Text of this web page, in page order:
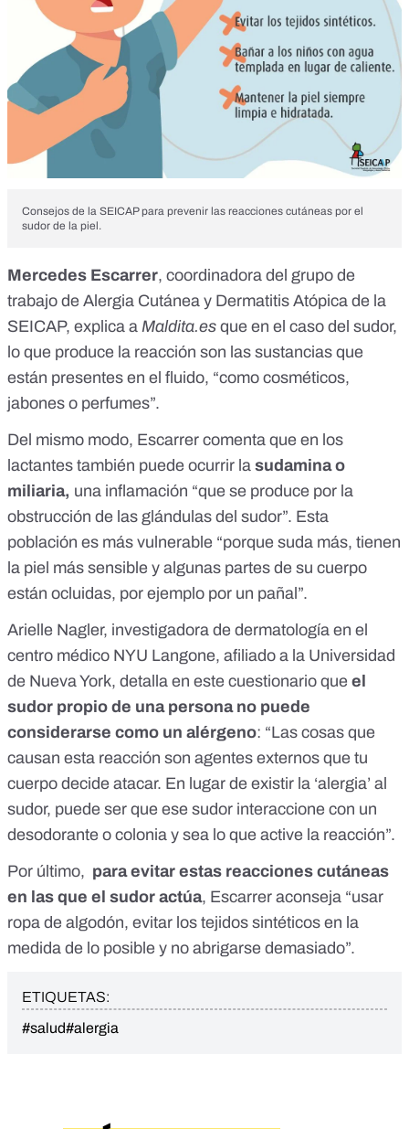
Consejos de la SEICAP para prevenir las reacciones cutáneas por el
sudor de la piel.
Mercedes Escarrer, coordinadora del grupo de
trabajo de Alergia Cutánea y Dermatitis Atópica de la
SEICAP, explica a Maldita.es que en el caso del sudor,
lo que produce la reacción son las sustancias que
están presentes en el fluido, “como cosméticos,
jabones o perfumes”.
Del mismo modo, Escarrer comenta que en los
lactantes también puede ocurrir la sudamina o
miliaria, una inflamación “que se produce por la
obstrucción de las glándulas del sudor”. Esta
población es más vulnerable “porque suda más, tienen
la piel más sensible y algunas partes de su cuerpo
están ocluidas, por ejemplo por un pañal”.
Arielle Nagler, investigadora de dermatología en el
centro médico NYU Langone, afiliado a la Universidad
de Nueva York, detalla en este cuestionario que el
sudor propio de una persona no puede
considerarse como un alérgeno: “Las cosas que
causan esta reacción son agentes externos que tu
cuerpo decide atacar. En lugar de existir la ‘alergia’ al
sudor, puede ser que ese sudor interaccione con un
desodorante o colonia y sea lo que active la reacción”.
Por último, para evitar estas reacciones cutáneas
en las que el sudor actúa, Escarrer aconseja “usar
ropa de algodón, evitar los tejidos sintéticos en la
medida de lo posible y no abrigarse demasiado”.
ETIQUETAS:
#salud#alergia